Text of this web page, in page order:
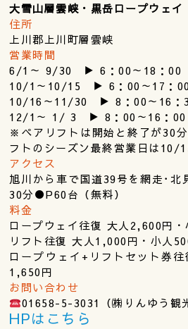
大雪山層雲峡・黒岳ロープウェイ
住所
上川郡上川町層雲峡
営業時間
6/1～ 9/30 ▶︎ 6：00～18：00
10/1～10/15 ▶︎ 6：00～17：
10/16～11/30 ▶︎ 8：00～16：
12/1～ 1/ 3 ▶︎ 8：00～16：00
※ペアリフトは開始と終了が30
フトのシーズン最終営業日は10/
アクセス
旭川から車で国道39号を網走･北
30分●P60台（無料）
料金
ロープウェイ往復 大人2,600円・
リフト往復 大人1,000円・小人
ロープウェイ+リフトセット券
1,650円
お問い合わせ
01658-5-3031（㈱りんゆう観
HPはこちら